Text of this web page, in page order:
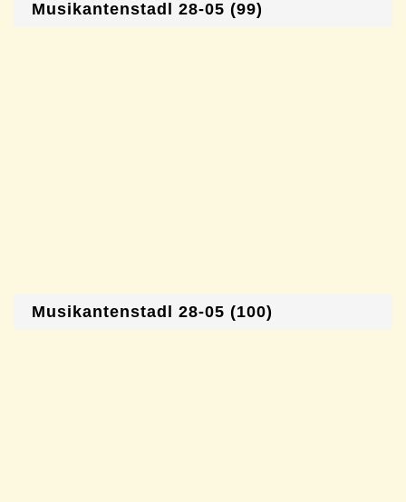
Musikantenstadl 28-05 (99)
Musikantenstadl 28-05 (100)